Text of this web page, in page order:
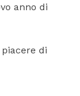
anno di
di